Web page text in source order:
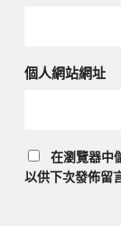
個人網站網址
在瀏覽器中
以供下次發佈留